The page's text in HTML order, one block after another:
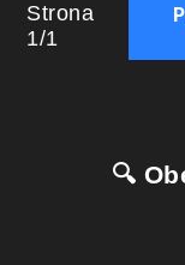
Strona
1/1
🔍